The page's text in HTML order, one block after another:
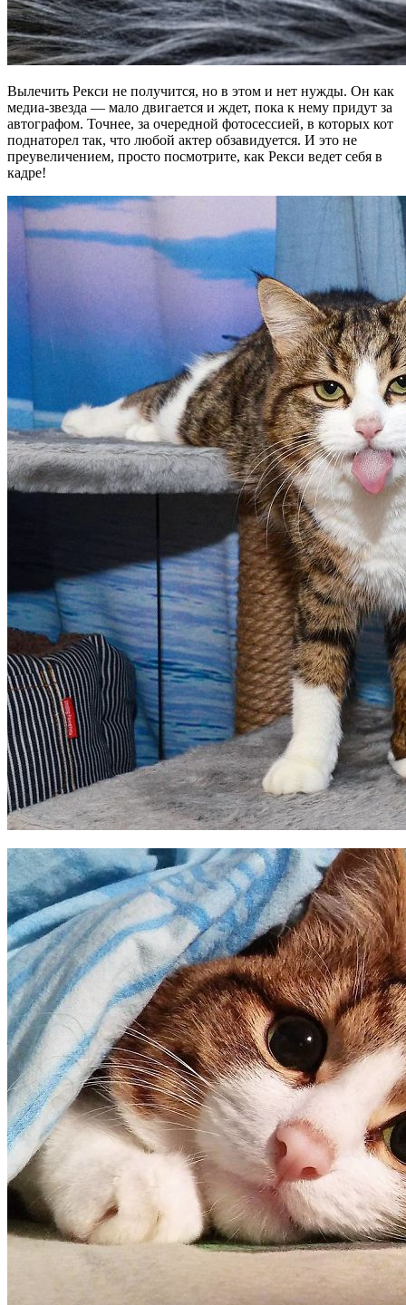
Вылечить Рекси не получится, но в этом и нет нужды. Он как
медиа-звезда — мало двигается и ждет, пока к нему придут за
автографом. Точнее, за очередной фотосессией, в которых кот
поднаторел так, что любой актер обзавидуется. И это не
преувеличением, просто посмотрите, как Рекси ведет себя в
кадре!